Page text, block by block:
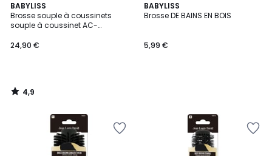
BABYLISS
Brosse souple à coussinets
souple à coussinet AC-
24,90 €
4,9
/ 5
4,9
/
BABYLISS
Brosse DE BAINS EN BOIS
5,99 €